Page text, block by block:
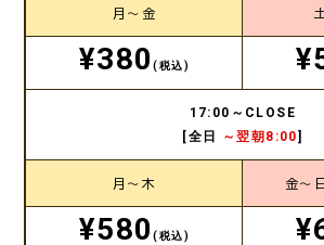
月～金
¥380(税込)
17:00～CLOSE
[全日
～翌朝8:00]
月～木 金～
¥580(税込)